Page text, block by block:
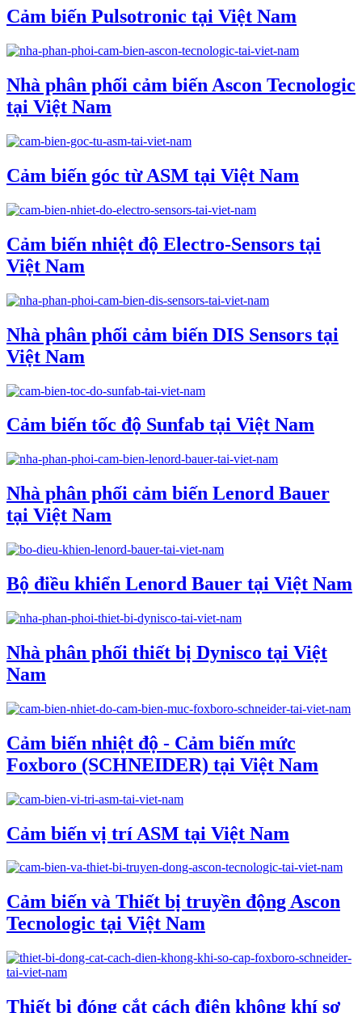
Cảm biến Pulsotronic tại Việt Nam
Nhà phân phối cảm biến Ascon Tecnologic
tại Việt Nam
Cảm biến góc từ ASM tại Việt Nam
Cảm biến nhiệt độ Electro-Sensors tại
Việt Nam
Nhà phân phối cảm biến DIS Sensors tại
Việt Nam
Cảm biến tốc độ Sunfab tại Việt Nam
Nhà phân phối cảm biến Lenord Bauer
tại Việt Nam
Bộ điều khiển Lenord Bauer tại Việt Nam
Nhà phân phối thiết bị Dynisco tại Việt
Nam
Cảm biến nhiệt độ - Cảm biến mức
Foxboro (SCHNEIDER) tại Việt Nam
Cảm biến vị trí ASM tại Việt Nam
Cảm biến và Thiết bị truyền động Ascon
Tecnologic tại Việt Nam
Thiết bị đóng cắt cách điện không khí sơ